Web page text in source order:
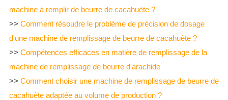
machine à remplir de beurre de cacahuète ?
>> Comment résoudre le problème de précision de dosage
d'une machine de remplissage de beurre de cacahuète ?
>> Compétences efficaces en matière de remplissage de la
machine de remplissage de beurre d'arachide
>> Comment choisir une machine de remplissage de beurre de
cacahuète adaptée au volume de production ?